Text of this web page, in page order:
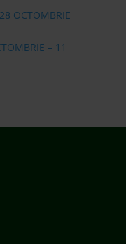
OCTOMBRIE
– 11